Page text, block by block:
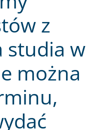
z
studia w
można